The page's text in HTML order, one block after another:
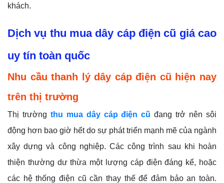
khách.
Dịch vụ thu mua dây cáp điện cũ giá cao
uy tín toàn quốc
Nhu cầu thanh lý dây cáp điện cũ hiện nay
trên thị trường
Thị trường thu mua dây cáp điện cũ đang trở nên sôi
động hơn bao giờ hết do sự phát triển mạnh mẽ của ngành
xây dựng và công nghiệp. Các công trình sau khi hoàn
thiện thường dư thừa một lượng cáp điện đáng kể, hoặc
các hệ thống điện cũ cần thay thế để đảm bảo an toàn.